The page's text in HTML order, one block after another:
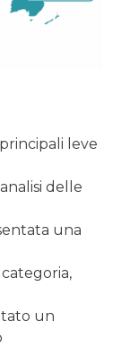
leve
delle
una
un